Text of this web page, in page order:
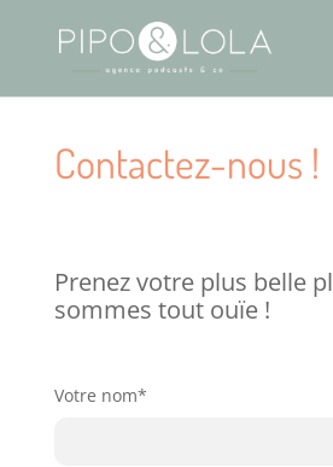
Contactez-nous !
Prenez votre plus belle
sommes tout ouïe !
Votre nom*